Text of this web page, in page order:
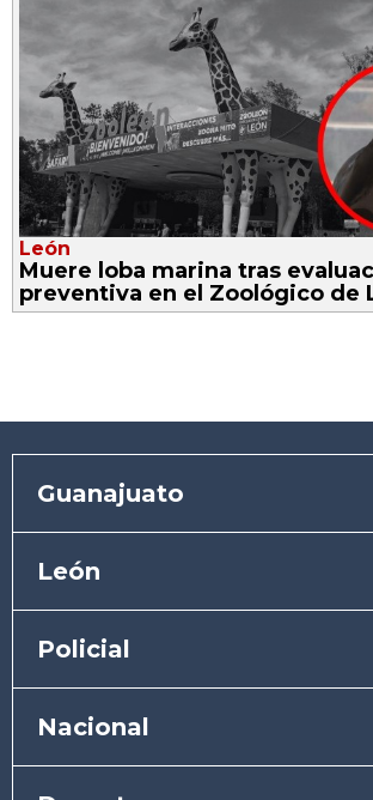
León
Muere loba marina tras
preventiva en el Zoológico de
Guanajuato
León
Policial
Nacional